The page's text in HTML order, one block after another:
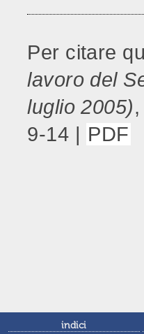
Per citare
lavoro del
luglio 2005)
9-14 | PDF
indici